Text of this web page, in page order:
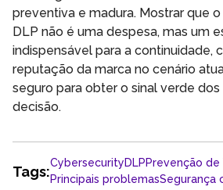
preventiva e madura. Mostrar que
DLP não é uma despesa, mas um
indispensável para a continuidade,
reputação da marca no cenário
seguro para obter o sinal verde
decisão.
Tags:
CybersecurityDLPPrevenção
Principais problemasSegurança